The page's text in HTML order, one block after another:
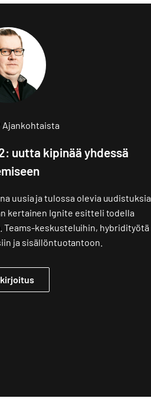
Ajankohtaista
uutta kipinää yhdessä
uusia ja tulossa olevia uudistuksia
kertainen Ignite esitteli todella
keskusteluihin, hybridityötä
ja sisällöntuotantoon.